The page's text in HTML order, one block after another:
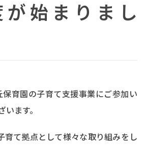
が始まりまし
育園の子育て支援事業にご参加い
ます。
育て拠点として様々な取り組みをし